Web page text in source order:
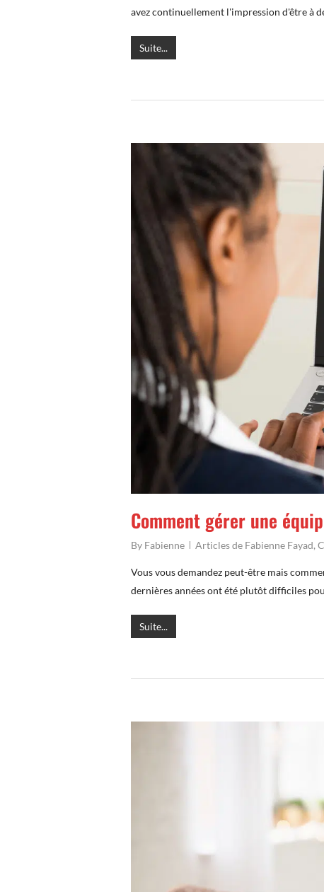
avez continuellement l'impression d'être à
Suite...
Comment gérer une
By Fabienne Articles de Fabienne Fayad,
Vous vous demandez peut-être mais
dernières années ont été plutôt difficiles
Suite...